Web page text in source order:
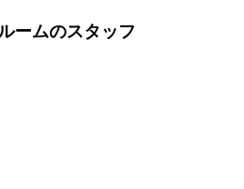
ームのスタッフ